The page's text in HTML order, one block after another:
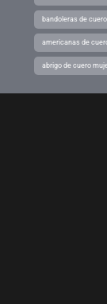
bandoleras de cuero
americanas de
abrigo de cuero